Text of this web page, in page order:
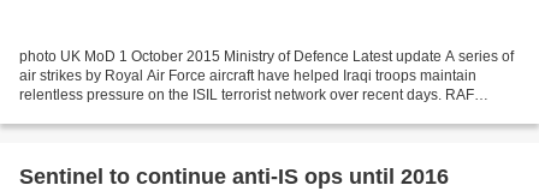
photo UK MoD 1 October 2015 Ministry of Defence Latest update A series of
air strikes by Royal Air Force aircraft have helped Iraqi troops maintain
relentless pressure on the ISIL terrorist network over recent days. RAF
Sentinel to continue anti-IS ops until 2016